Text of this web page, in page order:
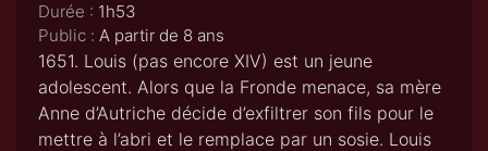
Durée : 1h53
Public : A partir de 8 ans
1651. Louis (pas encore XIV) est un jeune
adolescent. Alors que la Fronde menace, sa mère
Anne d’Autriche décide d’exfiltrer son fils pour le
mettre à l’abri et le remplace par un sosie. Louis